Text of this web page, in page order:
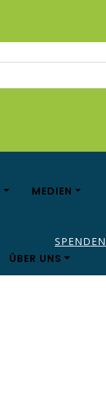
MEDIEN
ÜBER UNS
SPENDEN